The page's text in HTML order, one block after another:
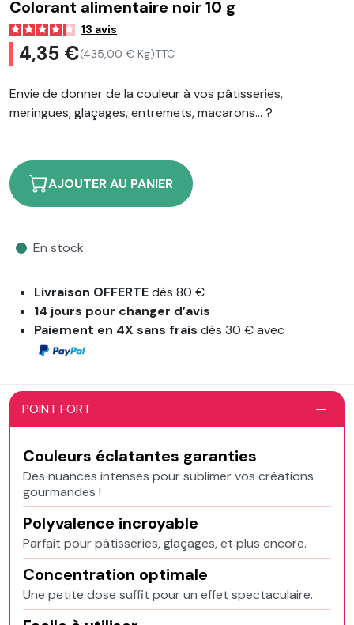
Colorant alimentaire noir 10 g
13 avis
4,35 €(435,00 € Kg)TTC
Envie de donner de la couleur à vos pâtisseries,
meringues, glaçages, entremets, macarons... ?
AJOUTER AU PANIER
En stock
Livraison OFFERTEdès 80 €
14 jours pour changer d’avis
Paiement en 4X sans fraisdès 30 € avec
POINT FORT
Couleurs éclatantes garanties
Des nuances intenses pour sublimer vos créations
gourmandes !
Polyvalence incroyable
Parfait pour pâtisseries, glaçages, et plus encore.
Concentration optimale
Une petite dose suffit pour un effet spectaculaire.